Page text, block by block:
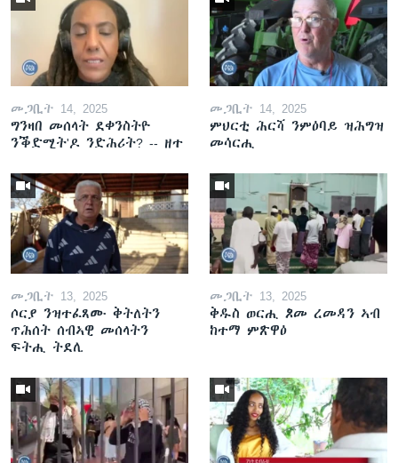
መጋቢት 14, 2025
ግንዛበ መሰላት ደቀንስትዮ
ንቕድሚት'ዶ ንድሕሪት? -- ዘተ
መጋቢት 14, 2025
ምህርቲ ሕርሻ ንምዕባይ ዝሕግዝ
መሳርሒ
መጋቢት 13, 2025
ሶርያ ንዝተፈጸሙ ቅትለትን
ጥሕሰት ሰብኣዊ መሰላትን
ፍትሒ ትደሊ
መጋቢት 13, 2025
ቅዱስ ወርሒ ጾመ ረመዳን ኣብ
ከተማ ምጽዋዕ